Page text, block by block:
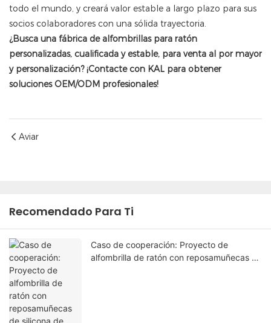
todo el mundo, y creará valor estable a largo plazo para sus
socios colaboradores con una sólida trayectoria.
¿Busca una fábrica de alfombrillas para ratón
personalizadas, cualificada y estable, para venta al por mayor
y personalización? ¡Contacte con KAL para obtener
soluciones OEM/ODM profesionales!
Aviar
Recomendado Para Ti
Caso de cooperación: Proyecto de
alfombrilla de ratón con reposamuñecas de